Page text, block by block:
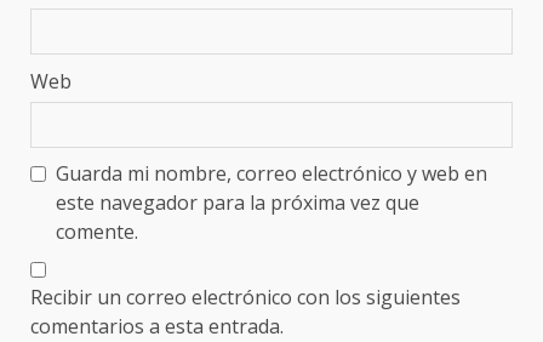
Web
Guarda mi nombre, correo electrónico y web en
este navegador para la próxima vez que
comente.
Recibir un correo electrónico con los siguientes
comentarios a esta entrada.